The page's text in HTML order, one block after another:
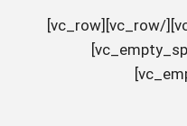
[vc_empty_space][/vc_column][/vc_row][vc_row]
[vc_column width=”1/2″][vc_empty_space]
[vc_empty_space][vc_empty_space]